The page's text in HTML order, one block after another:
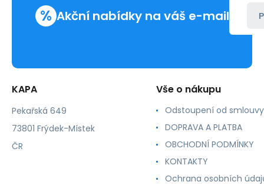
vazba
% Akční nabídky na váš e-mail
KAPA
Pekařská 649
73801 Frýdek-Místek
ČR
Vše o nákupu
Odstoupení od smlouvy
DOPRAVA A PLATBA
OBCHODNÍ PODMÍNKY
KONTAKTY
Ochrana osobních